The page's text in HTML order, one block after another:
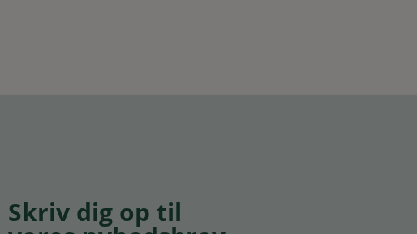
Skriv dig op til